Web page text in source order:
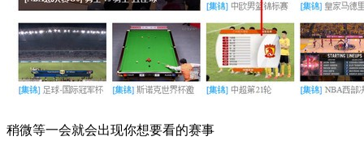
稍微等一会就会出现你想要看的赛事